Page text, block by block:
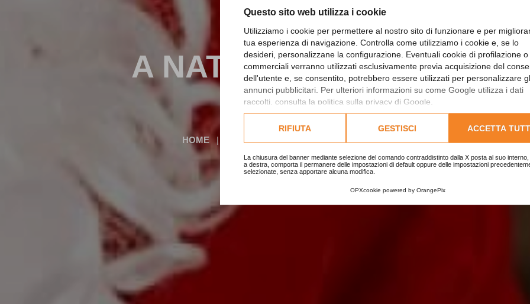
Questo sito web utilizza i cookie
Utilizziamo i cookie per permettere al nostro sito di funzionare e per
tua esperienza di navigazione. Controlla come utilizziamo i cookie e, se lo
desideri, personalizzane la configurazione. Eventuali cookie di profilazione o
commerciali verranno utilizzati esclusivamente previa acquisizione del
dell'utente e, se consentito, potrebbero essere utilizzati per personalizzare
annunci pubblicitari. Per ulteriori informazioni su come Google utilizza i dati
raccolti, consulta la politica sulla privacy di Google
RIFIUTA
GESTISCI ACCETTA
La chiusura del banner mediante selezione del comando contraddistinto dalla X posta al suo interno,
a destra, comporta il permanere delle impostazioni di default oppure delle impostazioni
selezionate, senza apportare alcuna modifica.
OPXcookie powered by OrangePix
A NATALE PUOI...
UTENTI!
HOME | IL NOSTRO BLOG | DIGITAL MARKETING | A NATALE PUOI...